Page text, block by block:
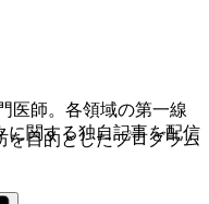
目的としたプログラム
医師。各領域の第一線
に関する独自記事を配信